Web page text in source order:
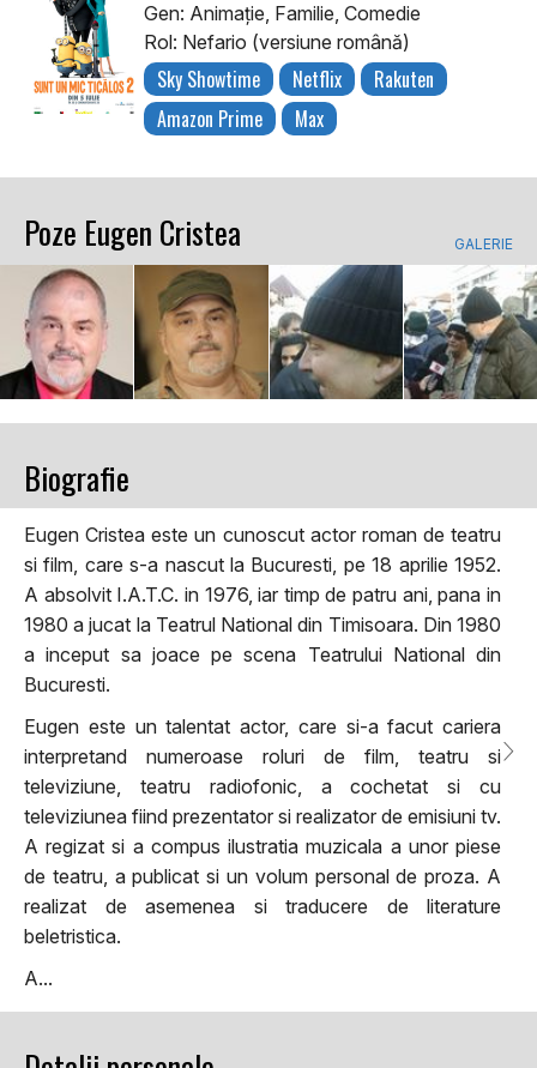
Gen: Animaţie, Familie, Comedie
Rol: Nefario (versiune română)
Sky Showtime Netflix
Rakuten
Amazon Prime
Max
Poze Eugen Cristea GALERIE
Biografie
Eugen Cristea este un cunoscut actor roman de teatru
si film, care s-a nascut la Bucuresti, pe 18 aprilie 1952.
A absolvit I.A.T.C. in 1976, iar timp de patru ani, pana in
1980 a jucat la Teatrul National din Timisoara. Din 1980
a inceput sa joace pe scena Teatrului National din
Bucuresti.
Eugen este un talentat actor, care si-a facut cariera
interpretand numeroase roluri de film, teatru si
televiziune, teatru radiofonic, a cochetat si cu
televiziunea fiind prezentator si realizator de emisiuni tv.
A regizat si a compus ilustratia muzicala a unor piese
de teatru, a publicat si un volum personal de proza. A
realizat de asemenea si traducere de literature
beletristica.
A...